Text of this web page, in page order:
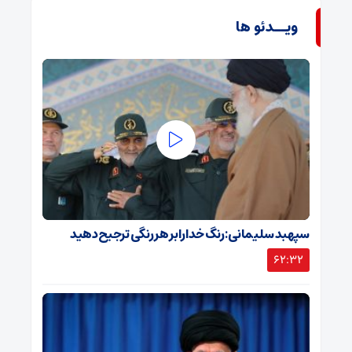
ویــدئو ها
سپهبد سلیمانی: رنگ خدا را بر هر رنگی ترجیح دهید
62:32